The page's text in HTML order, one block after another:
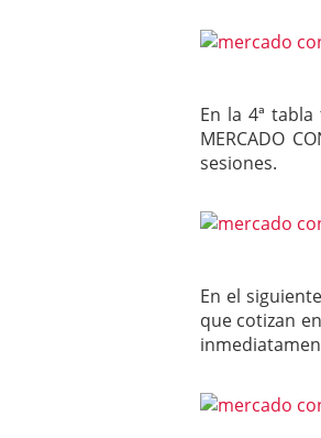
En la 4ª
MERCADO
sesiones.
En el
que cotizan